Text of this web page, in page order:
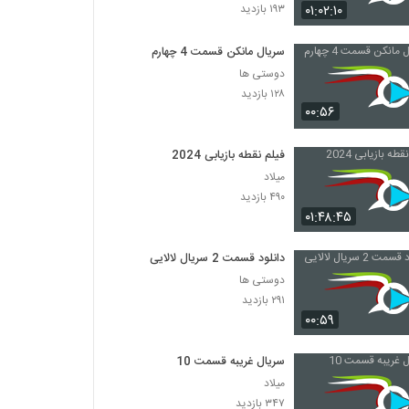
۰۱:۰۲:۱۰ ۱۹۳ بازدید
۰۰:۵۶
سریال مانکن قسمت 4 چهارم
دوستی ها
۱۲۸ بازدید
۰۱:۴۸:۴۵
فیلم نقطه بازیابی 2024
میلاد
۴۹۰ بازدید
۰۰:۵۹
دانلود قسمت 2 سریال لالایی
دوستی ها
۲۹۱ بازدید
سریال غریبه قسمت 10
میلاد
۳۴۷ بازدید